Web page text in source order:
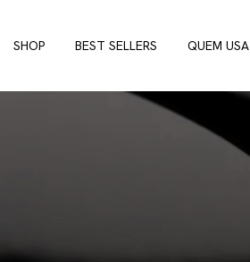
SHOP BEST SELLERS QUEM USA